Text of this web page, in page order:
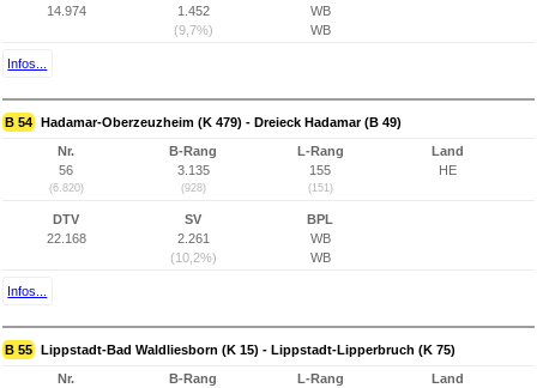
14.974
1.452
(9,7%)
WB
WB
Infos...
B 54 Hadamar-Oberzeuzheim (K 479) - Dreieck Hadamar (B 49)
Nr.
56
(6.820)
B-Rang
3.135
(928)
L-Rang
155
(151)
Land
HE
DTV
22.168
SV
2.261
(10,2%)
BPL
WB
WB
Infos...
B 55 Lippstadt-Bad Waldliesborn (K 15) - Lippstadt-Lipperbruch (K 75)
Nr.
B-Rang
L-Rang
Land